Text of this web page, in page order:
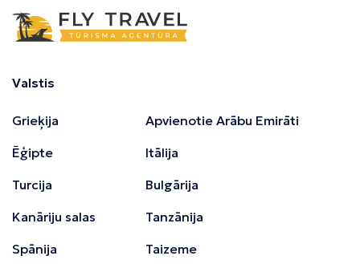
Valstis
Grieķija
Ēģipte
Turcija
Kanāriju salas
Spānija
Apvienotie Arābu Emirāti
Itālija
Bulgārija
Tanzānija
Taizeme